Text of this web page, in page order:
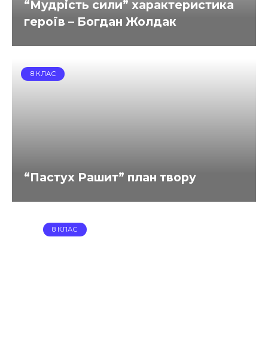
“Мудрість сили” характеристика
героїв – Богдан Жолдак
8 КЛАС
“Пастух Рашит” план твору
8 КЛАС